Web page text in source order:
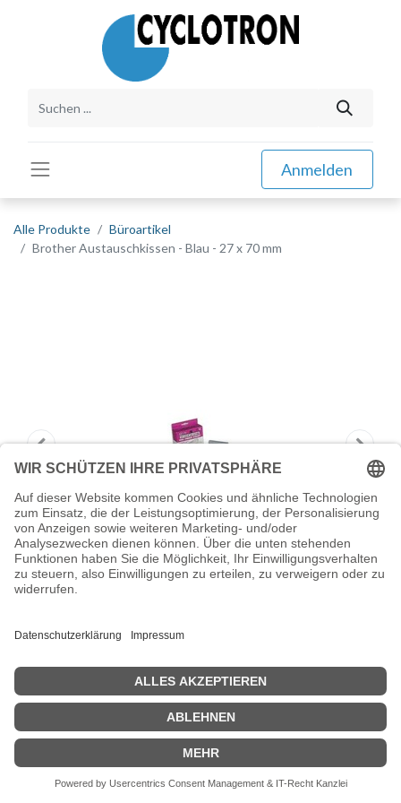
Anmelden
Alle Produkte
Büroartikel
Brother Austauschkissen - Blau - 27 x 70 mm
Brother Austauschkissen - Blau - 27 x
70 mm
Brother - Austauschkissen - Blau - 27 x 70 mm - für StampCreator
SC-200PC
Zeige Preise inklusiv MwSt. (Brutto)
17,49€ inkl. MwSt.